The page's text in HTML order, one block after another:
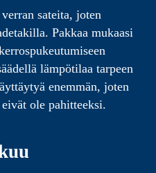
sateita, joten
Pakkaa mukaasi
lämpötilaa tarpeen
enemmän, joten
ole pahitteeksi.